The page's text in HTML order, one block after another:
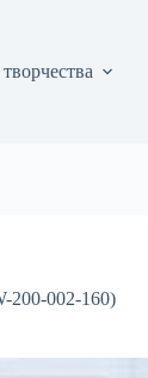
200-002-160)